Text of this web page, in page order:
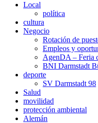
Local
política
cultura
Negocio
Rotación de
Empleos y
AgenDA – Feria
BNI Darmstadt
deporte
SV Darmstadt 98
Salud
movilidad
protección ambiental
Alemán